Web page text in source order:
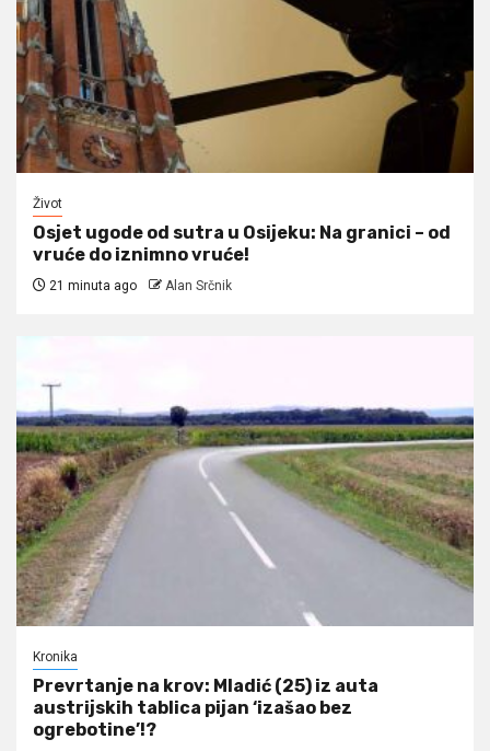
Život
Osjet ugode od sutra u Osijeku: Na granici – od
vruće do iznimno vruće!
21 minuta ago Alan Srčnik
Kronika
Prevrtanje na krov: Mladić (25) iz auta
austrijskih tablica pijan ‘izašao bez
ogrebotine’!?